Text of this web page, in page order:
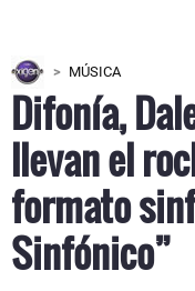
MÚSICA
Difonía,
llevan el
formato
Sinfónico”